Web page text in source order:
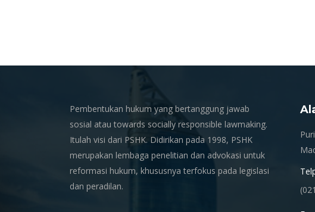
Pembentukan hukum yang bertanggung jawab
sosial atau towards socially responsible lawmaking.
Itulah visi dari PSHK. Didirikan pada 1998, PSHK
merupakan lembaga penelitian dan advokasi untuk
reformasi hukum, khususnya terfokus pada legislasi
dan peradilan.